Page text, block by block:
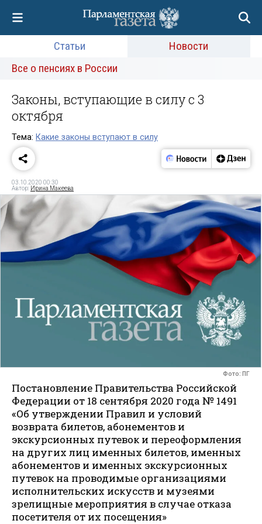
Статьи
Новости
Все о пенсиях в России
Законы, вступающие в силу с 3
октября
Тема: Какие законы вступают в силу
03.10.2020 00:30
Автор: Ирина Макеева
Фото: ПГ
Постановление Правительства Российской
Федерации от 18 сентября 2020 года № 1491
«Об утверждении Правил и условий
возврата билетов, абонементов и
экскурсионных путевок и переоформления
на других лиц именных билетов, именных
абонементов и именных экскурсионных
путевок на проводимые организациями
исполнительских искусств и музеями
зрелищные мероприятия в случае отказа
посетителя от их посещения»